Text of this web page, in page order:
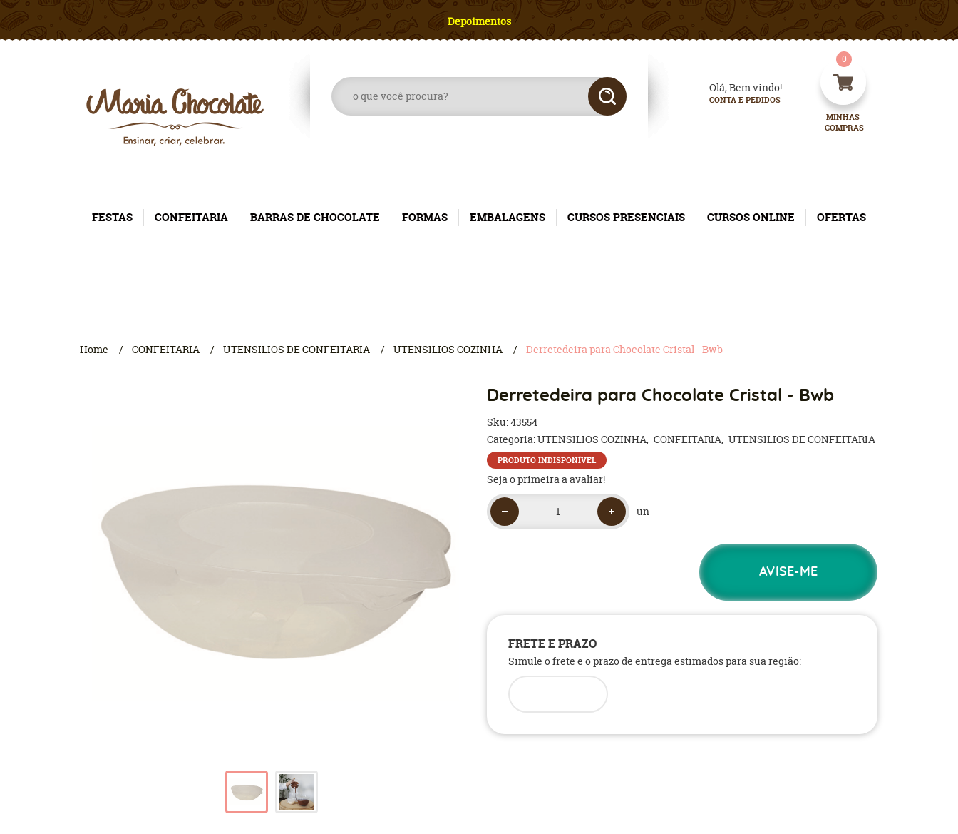
Depoimentos
Olá, Bem vindo!
CONTA E PEDIDOS
MINHAS
COMPRAS
0
FESTAS CONFEITARIA BARRAS DE CHOCOLATE FORMAS EMBALAGENS CURSOS PRESENCIAIS CURSOS ONLINE OFERTAS
Home CONFEITARIA UTENSILIOS DE CONFEITARIA UTENSILIOS COZINHA Derretedeira para Chocolate Cristal - Bwb
Derretedeira para Chocolate Cristal - Bwb
Sku:43554
Categoria:UTENSILIOS COZINHA CONFEITARIA UTENSILIOS DE CONFEITARIA
PRODUTO INDISPONÍVEL
Seja o primeira a avaliar!
un
AVISE-ME
FRETE E PRAZO
Simule o frete e o prazo de entrega estimados para sua região: